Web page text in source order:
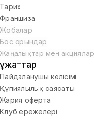
Тарих
Франшиза
Жобалар
Бос орындар
Жаңалықтар мен акциялар
Құжаттар
Пайдаланушы келісімі
Құпиялылық саясаты
Жария оферта
Клуб ережелері